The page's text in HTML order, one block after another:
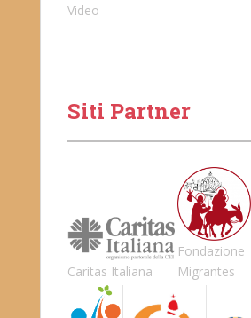
Video
Siti Partner
Caritas Italiana
Fondazione
Migrantes